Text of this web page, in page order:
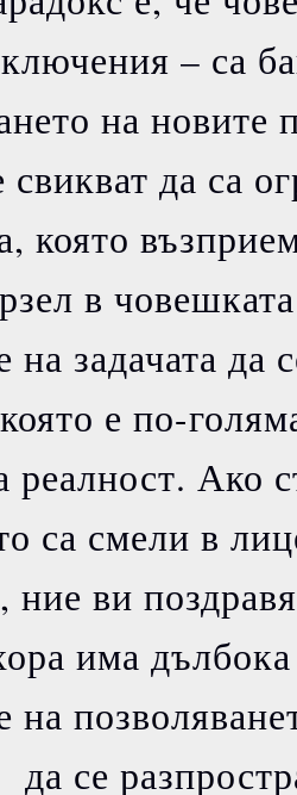
– са
на новите
да са
която
в
задачата да
е по-
реалност. Ако
са смели в
ние ви
има
на
се